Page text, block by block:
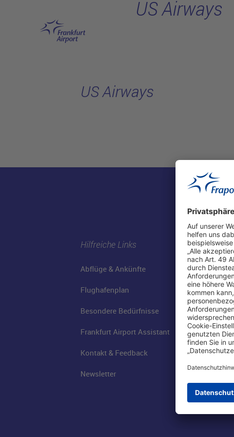
US Airways
US Airways
Hilfreiche Links
Abflüge & Ankünfte
Flughafenplan
Besondere Bedürfnisse
Frankfurt Airport Assistant
Kontakt & Feedback
Newsletter